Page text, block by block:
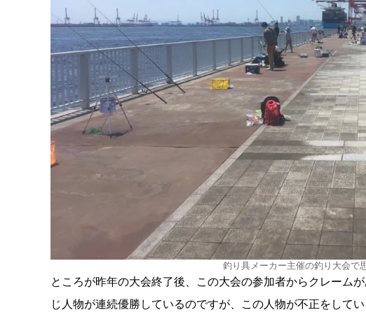
釣り具メーカー主催の釣り大会で
ところが昨年の大会終了後、この大会の参加者からクレーム
じ人物が連続優勝しているのですが、この人物が不正をしてい